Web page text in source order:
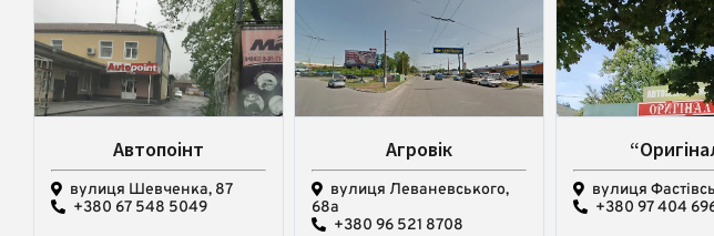
Автопоінт
вулиця Шевченка, 87
+380 67 548 5049
Агровік
вулиця Леваневського,
68а
+380 96 521 8708
вулиця
+380 97 404